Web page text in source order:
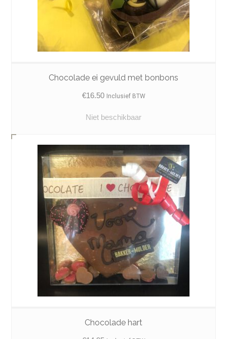
Chocolade ei gevuld met bonbons
€16.50 Inclusief BTW
Niet beschikbaar
Chocolade hart